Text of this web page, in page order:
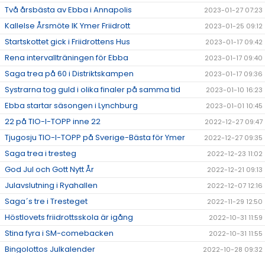
Två årsbästa av Ebba i Annapolis 2023-01-27 07:23
Kallelse Årsmöte IK Ymer Friidrott 2023-01-25 09:12
Startskottet gick i Friidrottens Hus 2023-01-17 09:42
Rena intervallträningen för Ebba 2023-01-17 09:40
Saga trea på 60 i Distriktskampen 2023-01-17 09:36
Systrarna tog guld i olika finaler på samma tid 2023-01-10 16:23
Ebba startar säsongen i Lynchburg 2023-01-01 10:45
22 på TIO-I-TOPP inne 22 2022-12-27 09:47
Tjugosju TIO-I-TOPP på Sverige-Bästa för Ymer 2022-12-27 09:35
Saga trea i tresteg 2022-12-23 11:02
God Jul och Gott Nytt År 2022-12-21 09:13
Julavslutning i Ryahallen 2022-12-07 12:16
Saga´s tre i Tresteget 2022-11-29 12:50
Höstlovets friidrottsskola är igång 2022-10-31 11:59
Stina fyra i SM-comebacken 2022-10-31 11:55
Bingolottos Julkalender 2022-10-28 09:32